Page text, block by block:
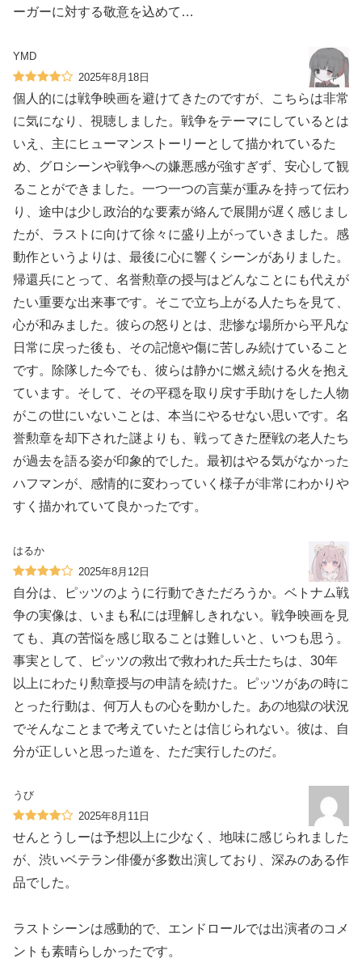
ーガーに対する敬意を込めて…
YMD
2025年8月18日
個人的には戦争映画を避けてきたのですが、こちらは非常
に気になり、視聴しました。戦争をテーマにしているとは
いえ、主にヒューマンストーリーとして描かれているた
め、グロシーンや戦争への嫌悪感が強すぎず、安心して観
ることができました。一つ一つの言葉が重みを持って伝わ
り、途中は少し政治的な要素が絡んで展開が遅く感じまし
たが、ラストに向けて徐々に盛り上がっていきました。感
動作というよりは、最後に心に響くシーンがありました。
帰還兵にとって、名誉勲章の授与はどんなことにも代えが
たい重要な出来事です。そこで立ち上がる人たちを見て、
心が和みました。彼らの怒りとは、悲惨な場所から平凡な
日常に戻った後も、その記憶や傷に苦しみ続けていること
です。除隊した今でも、彼らは静かに燃え続ける火を抱え
ています。そして、その平穏を取り戻す手助けをした人物
がこの世にいないことは、本当にやるせない思いです。名
誉勲章を却下された謎よりも、戦ってきた歴戦の老人たち
が過去を語る姿が印象的でした。最初はやる気がなかった
ハフマンが、感情的に変わっていく様子が非常にわかりや
すく描かれていて良かったです。
はるか
2025年8月12日
自分は、ピッツのように行動できただろうか。ベトナム戦
争の実像は、いまも私には理解しきれない。戦争映画を見
ても、真の苦悩を感じ取ることは難しいと、いつも思う。
事実として、ピッツの救出で救われた兵士たちは、30年
以上にわたり勲章授与の申請を続けた。ピッツがあの時に
とった行動は、何万人もの心を動かした。あの地獄の状況
でそんなことまで考えていたとは信じられない。彼は、自
分が正しいと思った道を、ただ実行したのだ。
うび
2025年8月11日
せんとうしーは予想以上に少なく、地味に感じられました
が、渋いベテラン俳優が多数出演しており、深みのある作
品でした。
ラストシーンは感動的で、エンドロールでは出演者のコメ
ントも素晴らしかったです。